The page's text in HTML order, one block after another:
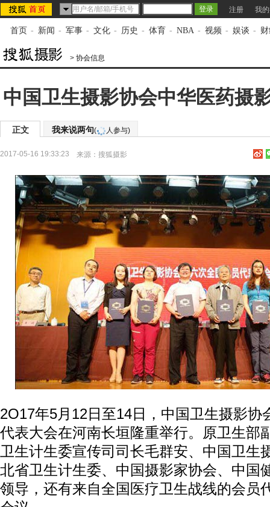
注册 我
首页 - 新闻 - 军事 - 文化 - 历史 - 体育 - NBA - 视频 - 娱谈 -
> 协会信息
中国卫生摄影协会中华医药摄
正文 我来说两句( 人参与)
2017-05-16 19:33:23 来源： 搜狐摄影
2O17年5月12日至14日，中国卫生摄影协
代表大会在河南长垣隆重举行。原卫生部
卫生计生委宣传司司长毛群安、中国卫生
北省卫生计生委、中国摄影家协会、中国
领导，还有来自全国医疗卫生战线的会员